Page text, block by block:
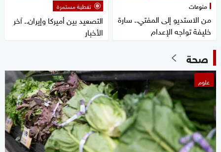
منوعات
من الاستديو إلى المفتي.. سارة
خليفة تواجه الإعدام
تغطية مستمرة
التصعيد بين أميركا وإيران.. آخر
الأخبار
صحة
علوم